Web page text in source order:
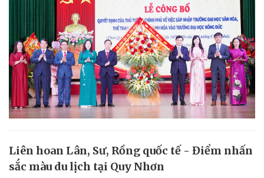
Liên hoan Lân, Sư, Rồng quốc tế - Điểm nhấn
sắc màu du lịch tại Quy Nhơn